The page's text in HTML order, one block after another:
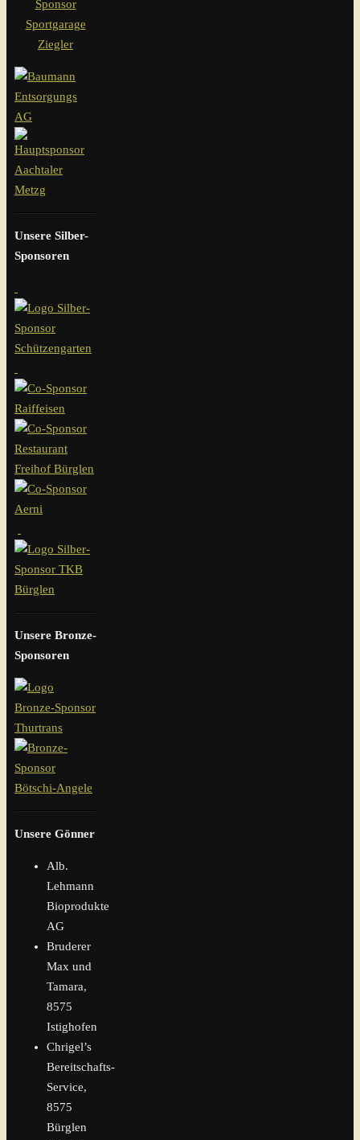
Unsere Silber-
Sponsoren
Unsere Bronze-
Sponsoren
Unsere Gönner
Alb.
Lehmann
Bioprodukte
AG
Bruderer
Max und
Tamara,
8575
Istighofen
Chrigel’s
Bereitschafts-
Service,
8575
Bürglen